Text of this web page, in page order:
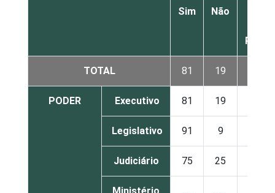
Sim Não
TOTAL 81 19
PODER Executivo 81 19
Legislativo 91 9
Judiciário 75 25